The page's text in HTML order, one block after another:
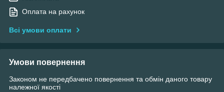
Оплата на рахунок
Всі умови оплати
Умови повернення
Законом не передбачено повернення та обмін даного товару
належної якості